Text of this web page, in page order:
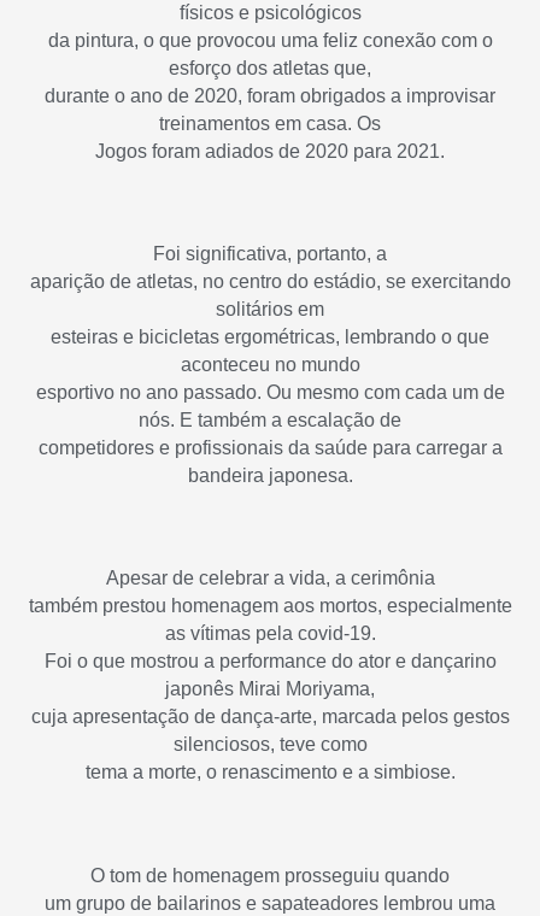
físicos e psicológicos
da pintura, o que provocou uma feliz conexão com o
esforço dos atletas que,
durante o ano de 2020, foram obrigados a improvisar
treinamentos em casa. Os
Jogos foram adiados de 2020 para 2021.
Foi significativa, portanto, a
aparição de atletas, no centro do estádio, se exercitando
solitários em
esteiras e bicicletas ergométricas, lembrando o que
aconteceu no mundo
esportivo no ano passado. Ou mesmo com cada um de
nós. E também a escalação de
competidores e profissionais da saúde para carregar a
bandeira japonesa.
Apesar de celebrar a vida, a cerimônia
também prestou homenagem aos mortos, especialmente
as vítimas pela covid-19.
Foi o que mostrou a performance do ator e dançarino
japonês Mirai Moriyama,
cuja apresentação de dança-arte, marcada pelos gestos
silenciosos, teve como
tema a morte, o renascimento e a simbiose.
O tom de homenagem prosseguiu quando
um grupo de bailarinos e sapateadores lembrou uma